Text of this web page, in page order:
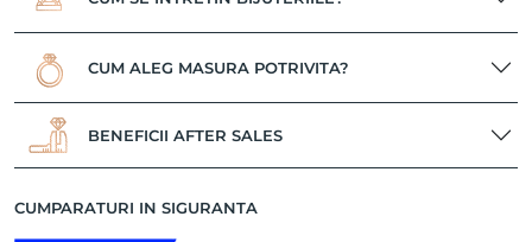
CUM ALEG MASURA POTRIVITA?
BENEFICII AFTER SALES
CUMPARATURI IN SIGURANTA